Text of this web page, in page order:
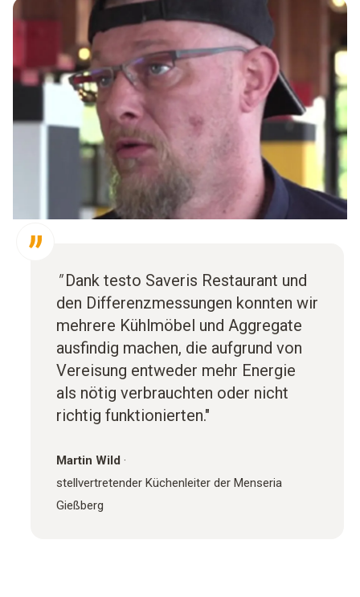
"Dank testo Saveris Restaurant und
den Differenzmessungen konnten wir
mehrere Kühlmöbel und Aggregate
ausfindig machen, die aufgrund von
Vereisung entweder mehr Energie
als nötig verbrauchten oder nicht
richtig funktionierten."
Martin Wild ·
stellvertretender Küchenleiter der Menseria
Gießberg